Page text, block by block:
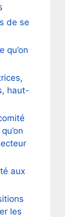
de se
qu’on
haut-
aux
les